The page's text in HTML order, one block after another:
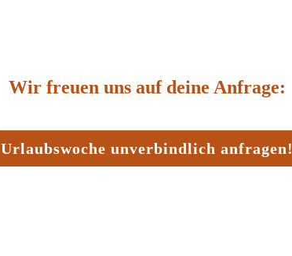
Wir freuen uns auf deine Anfrage:
Urlaubswoche unverbindlich anfragen!